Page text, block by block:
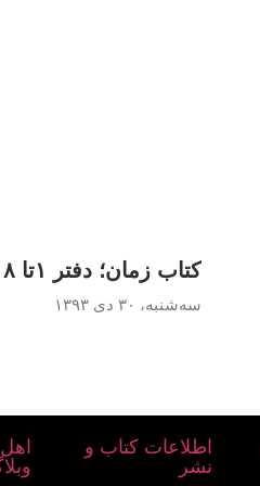
کتاب زمان؛ دفتر ۱تا ۸
سه‌شنبه، ۳۰ دی ۱۳۹۳
اطلاعات کتاب و
نشر